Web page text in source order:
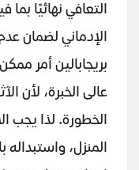
التعافي نهائيًا
الإدماني لضمان
بريجابالين أمر
عالى الخبرة، لأن
الخطورة. لذا يجب
المنزل،